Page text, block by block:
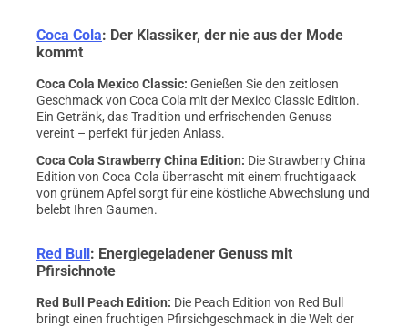
Coca Cola: Der Klassiker, der nie aus der Mode
kommt
Coca Cola Mexico Classic: Genießen Sie den zeitlosen
Geschmack von Coca Cola mit der Mexico Classic Edition.
Ein Getränk, das Tradition und erfrischenden Genuss
vereint – perfekt für jeden Anlass.
Coca Cola Strawberry China Edition: Die Strawberry China
Edition von Coca Cola überrascht mit einem fruchtigaack
von grünem Apfel sorgt für eine köstliche Abwechslung und
belebt Ihren Gaumen.
Red Bull: Energiegeladener Genuss mit
Pfirsichnote
Red Bull Peach Edition: Die Peach Edition von Red Bull
bringt einen fruchtigen Pfirsichgeschmack in die Welt der